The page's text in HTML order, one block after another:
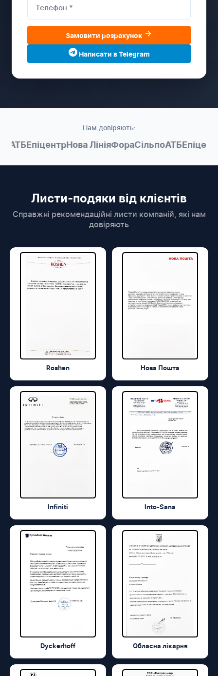
Замовити розрахунок
Написати в Telegram
Нам довіряють:
АТБЕпіцентрНова ЛініяФораСільпоАТБЕпіцентр
Листи-подяки від клієнтів
Справжні рекомендаційні листи компаній, які нам
довіряють
Roshen Нова Пошта
Infiniti Into-Sana
Dyckerhoff Обласна лікарня